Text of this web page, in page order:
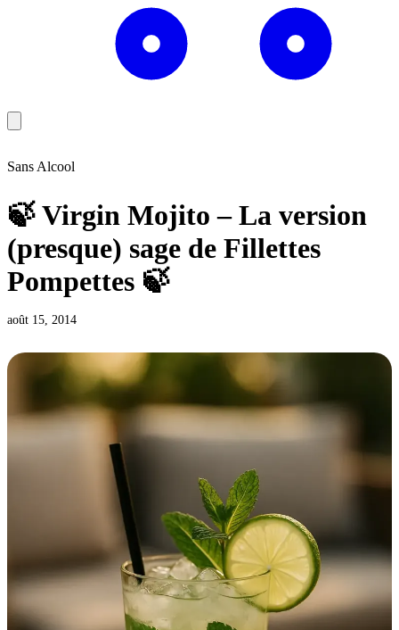
Sans Alcool
🍃 Virgin Mojito – La version
(presque) sage de Fillettes
Pompettes 🍃
août 15, 2014